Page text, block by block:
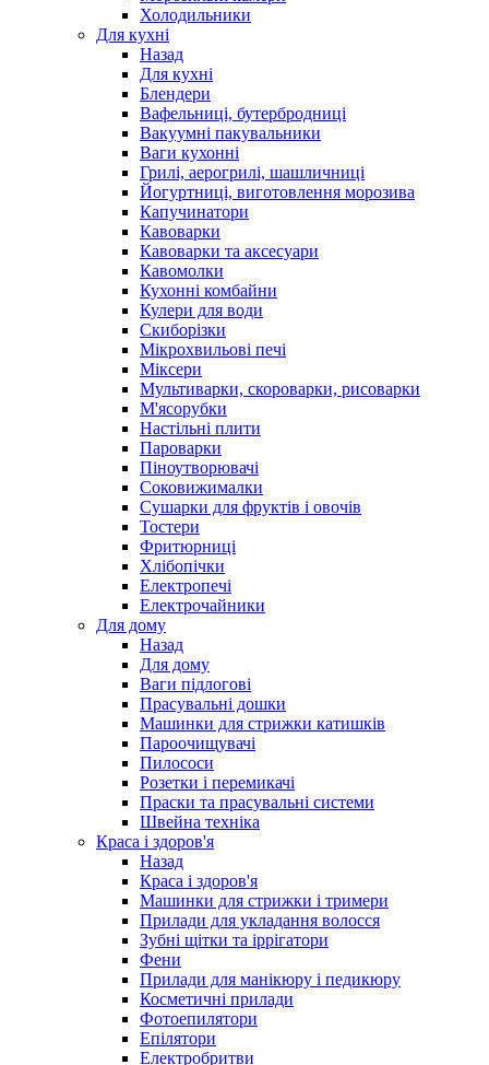
Холодильники
Для кухні
Назад
Для кухні
Блендери
Вафельниці, бутербродниці
Вакуумні пакувальники
Ваги кухонні
Грилі, аерогрилі, шашличниці
Йогуртниці, виготовлення морозива
Капучинатори
Кавоварки
Кавоварки та аксесуари
Кавомолки
Кухонні комбайни
Кулери для води
Скиборізки
Мікрохвильові печі
Міксери
Мультиварки, скороварки, рисоварки
М'ясорубки
Настільні плити
Пароварки
Піноутворювачі
Соковижималки
Сушарки для фруктів і овочів
Тостери
Фритюрниці
Хлібопічки
Електропечі
Електрочайники
Для дому
Назад
Для дому
Ваги підлогові
Прасувальні дошки
Машинки для стрижки катишків
Пароочищувачі
Пилососи
Розетки і перемикачі
Праски та прасувальні системи
Швейна техніка
Краса і здоров'я
Назад
Краса і здоров'я
Машинки для стрижки і тримери
Прилади для укладання волосся
Зубні щітки та іррігатори
Фени
Прилади для манікюру і педикюру
Косметичні прилади
Фотоепилятори
Епілятори
Електробритви